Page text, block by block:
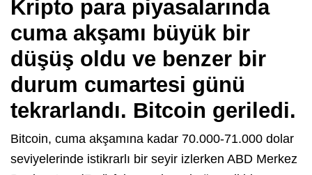
Kripto para piyasalarında
cuma akşamı büyük bir
düşüş oldu ve benzer bir
durum cumartesi günü
tekrarlandı. Bitcoin geriledi.
Bitcoin, cuma akşamına kadar 70.000-71.000 dolar
seviyelerinde istikrarlı bir seyir izlerken ABD Merkez